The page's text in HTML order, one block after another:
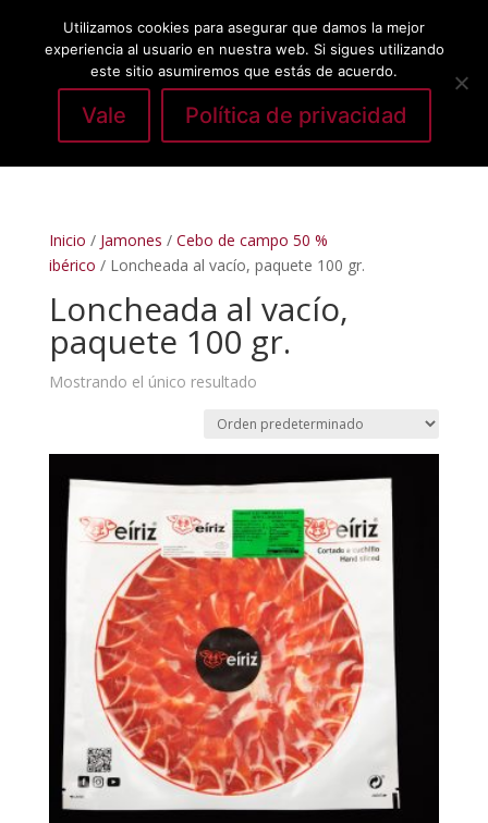
Seleccionar página
Inicio / Jamones / Cebo de campo 50 %
ibérico / Loncheada al vacío, paquete 100 gr.
Loncheada al vacío,
paquete 100 gr.
Mostrando el único resultado
Utilizamos cookies para asegurar que damos la mejor
experiencia al usuario en nuestra web. Si sigues utilizando
este sitio asumiremos que estás de acuerdo.
Vale Política de privacidad